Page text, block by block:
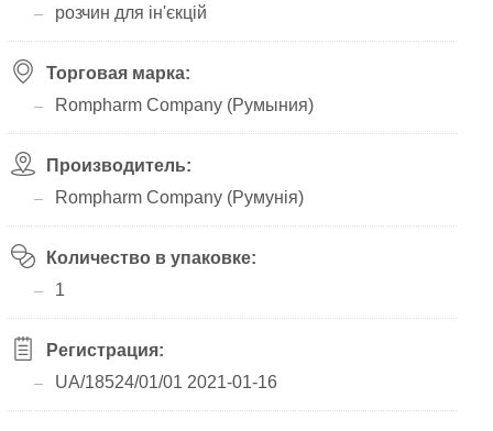
розчин для ін'єкцій
Торговая марка:
Rompharm Company (Румыния)
Производитель:
Rompharm Company (Румунія)
Количество в упаковке:
1
Регистрация:
UA/18524/01/01 2021-01-16